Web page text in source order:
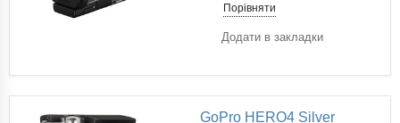
Порівняти
Додати в закладки
GoPro HERO4 Silver